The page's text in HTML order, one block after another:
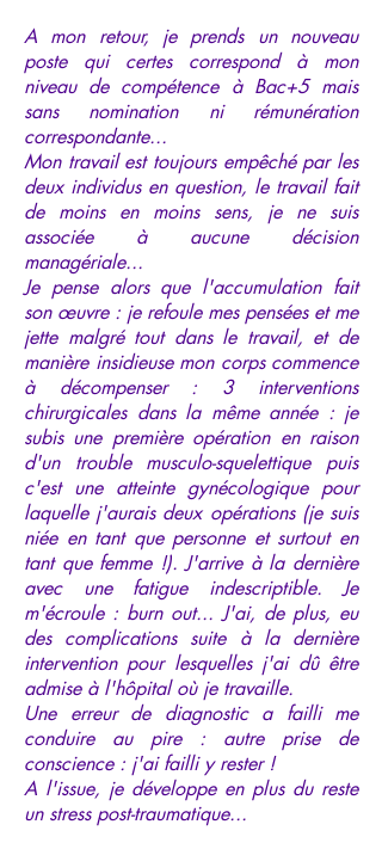
A mon retour, je prends un nouveau
poste qui certes correspond à mon
niveau de compétence à Bac+5 mais
sans nomination ni rémunération
correspondante...
Mon travail est toujours empêché par les
deux individus en question, le travail fait
de moins en moins sens, je ne suis
associée à aucune décision
managériale...
Je pense alors que l'accumulation fait
son œuvre : je refoule mes pensées et me
jette malgré tout dans le travail, et de
manière insidieuse mon corps commence
à décompenser : 3 interventions
chirurgicales dans la même année : je
subis une première opération en raison
d'un trouble musculo-squelettique puis
c'est une atteinte gynécologique pour
laquelle j'aurais deux opérations (je suis
niée en tant que personne et surtout en
tant que femme !). J'arrive à la dernière
avec une fatigue indescriptible. Je
m'écroule : burn out... J'ai, de plus, eu
des complications suite à la dernière
intervention pour lesquelles j'ai dû être
admise à l'hôpital où je travaille.
Une erreur de diagnostic a failli me
conduire au pire : autre prise de
conscience : j'ai failli y rester !
A l'issue, je développe en plus du reste
un stress post-traumatique...